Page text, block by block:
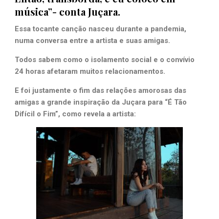
música”- conta Juçara.
Essa tocante canção nasceu durante a pandemia,
numa conversa entre a artista e suas amigas.
Todos sabem como o isolamento social e o convívio
24 horas afetaram muitos relacionamentos.
E foi justamente o fim das relações amorosas das
amigas a grande inspiração da Juçara para “É Tão
Difícil o Fim”, como revela a artista: